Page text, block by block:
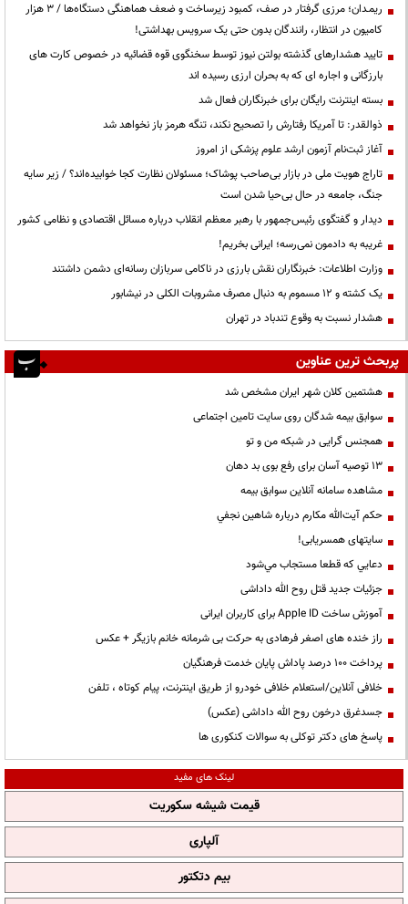
ریمـدان؛ مرزی گرفتار در صف، کمبود زیرساخت و ضعف هماهنگی دستگاه‌ها / ۳ هزار
کامیون در انتظار، رانندگان بدون حتی یک سرویس بهداشتی!
تایید هشدارهای گذشته بولتن نیوز توسط سخنگوی قوه قضائیه در خصوص کارت های
بارزگانی و اجاره ای که به بحران ارزی رسیده اند
بسته اینترنت رایگان برای خبرنگاران فعال شد
ذوالقدر: تا آمریکا رفتارش را تصحیح نکند، تنگه هرمز باز نخواهد شد
آغاز ثبت‌نام آزمون ارشد علوم پزشکی از امروز
تاراج هویت ملی در بازار بی‌صاحب پوشاک؛ مسئولان نظارت کجا خوابیده‌اند؟ / زیر سایه
جنگ، جامعه در حال بی‌حیا شدن است
دیدار و گفتگوی رئیس‌جمهور با رهبر معظم انقلاب درباره مسائل اقتصادی و نظامی کشور
غریبه به دادمون نمی‌رسه؛ ایرانی بخریم!
وزارت اطلاعات: خبرنگاران نقش بارزی در ناکامی سربازان رسانه‌ای دشمن داشتند
یک کشته و ۱۲ مسموم به دنبال مصرف مشروبات الکلی در نیشابور
هشدار نسبت به وقوع تندباد در تهران
پربحث ترین عناوین
هشتمین کلان شهر ایران مشخص شد
سوابق بیمه شدگان روی سایت تامین اجتماعی
همجنس گرایی در شبکه من و تو
13 توصیه آسان برای رفع بوی بد دهان
مشاهده سامانه آنلاين سوابق بیمه
حكم آيت‌الله مكارم درباره شاهين نجفي
سایتهای همسریابی!
دعايي كه قطعا مستجاب مي‌شود
جزئیات جدید قتل روح الله داداشی
آموزش ساخت Apple ID برای کاربران ایرانی
راز خنده های اصغر فرهادی به حرکت بی شرمانه خانم بازیگر + عکس
پرداخت ۱۰۰ درصد پاداش پایان خدمت فرهنگیان
خلافی آنلاین/استعلام خلافی خودرو از طریق اینترنت، پیام کوتاه ، تلفن
جسدغرق درخون روح الله داداشی (عکس)
پاسخ های دکتر توکلی به سوالات کنکوری ها
لینک های مفید
قیمت شیشه سکوریت
آلپاری
بیم دتکتور